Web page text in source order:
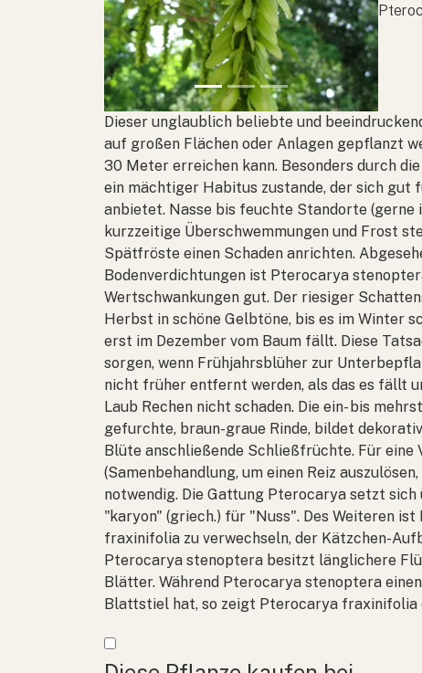
Dieser unglaublich beliebte und
auf großen Flächen oder Anlagen gepflanzt
30 Meter erreichen kann. Besonders durch
ein mächtiger Habitus zustande, der sich gut
anbietet. Nasse bis feuchte Standorte (gerne
kurzzeitige Überschwemmungen und Frost
Spätfröste einen Schaden anrichten.
Bodenverdichtungen ist Pterocarya
Wertschwankungen gut. Der riesiger
Herbst in schöne Gelbtöne, bis es im Winter
erst im Dezember vom Baum fällt. Diese
sorgen, wenn Frühjahrsblüher zur
nicht früher entfernt werden, als das es fällt
Laub Rechen nicht schaden. Die ein- bis
gefurchte, braun-graue Rinde, bildet
Blüte anschließende Schließfrüchte. Für
(Samenbehandlung, um einen Reiz
notwendig. Die Gattung Pterocarya setzt sich
"karyon" (griech.) für "Nuss". Des Weiteren ist
fraxinifolia zu verwechseln, der Kätzchen-
Pterocarya stenoptera besitzt länglichere
Blätter. Während Pterocarya stenoptera
Blattstiel hat, so zeigt Pterocarya fraxinifolia
Mehr anzeigen